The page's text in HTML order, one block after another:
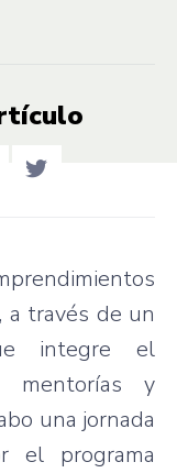
través de un
integre el
mentorías y
una jornada
el programa